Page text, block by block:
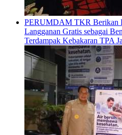
PERUMDAM TKR Berikan
Langganan Gratis sebagai
Terdampak Kebakaran TPA